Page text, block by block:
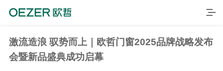
激流造浪 驭势而上｜欧哲门窗2025品牌战略发布
会暨新品盛典成功启幕